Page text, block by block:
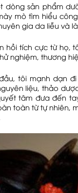
dòng sản phẩm
mò tìm hiểu
gia da liễu và
hồi tích cực từ họ,
nghiệm, thương
tôi mạnh dạn
liệu, thảo
tâm đưa đến
toàn từ tự nhiên,